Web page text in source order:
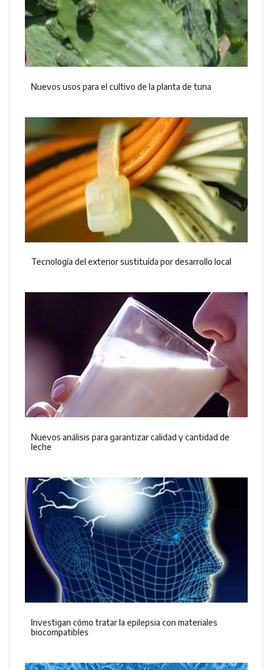
Nuevos usos para el cultivo de la planta de tuna
Tecnología del exterior sustituída por desarrollo local
Nuevos análisis para garantizar calidad y cantidad de
leche
Investigan cómo tratar la epilepsia con materiales
biocompatibles